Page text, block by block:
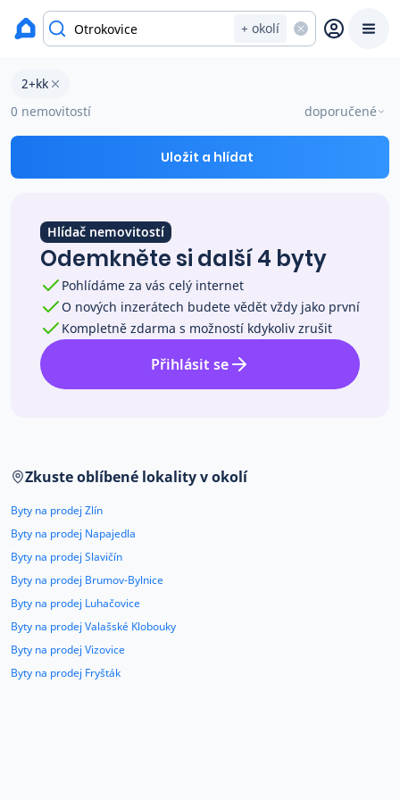
+ okolí
Prodat
Prodej s Reas.cz
Ceny prodaných nemovitostí
Okamžitý výkup
Přehled realitních makléřů
O nás
Kariéra
Kontakt
okres Zlín
Byty 2+kk na prodej Otrokovice
2+kk
0 nemovitostí
doporučené
Uložit a hlídat
Hlídač nemovitostí
Odemkněte si další 4 byty
Pohlídáme za vás celý internet
O nových inzerátech budete vědět vždy jako první
Kompletně zdarma s možností kdykoliv zrušit
Přihlásit se
Zkuste oblíbené lokality v okolí
Byty na prodej Zlín
Byty na prodej Napajedla
Byty na prodej Slavičín
Byty na prodej Brumov-Bylnice
Byty na prodej Luhačovice
Byty na prodej Valašské Klobouky
Byty na prodej Vizovice
Byty na prodej Fryšták